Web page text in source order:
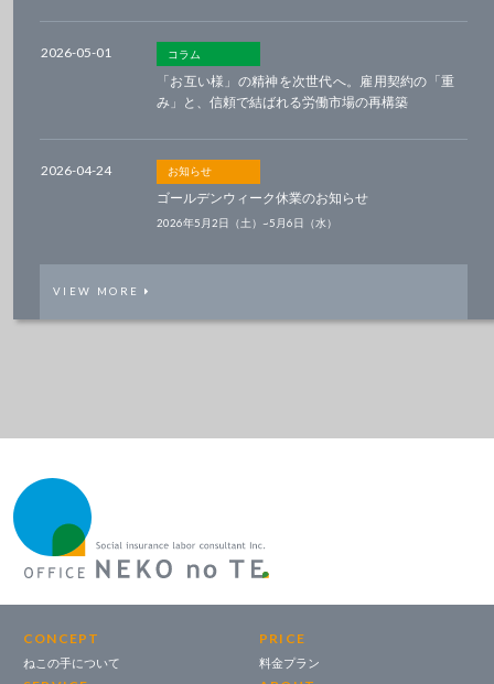
2026-05-01 コラム
「お互い様」の精神を次世代へ。雇用契約の「重
み」と、信頼で結ばれる労働市場の再構築
2026-04-24 お知らせ
ゴールデンウィーク休業のお知らせ
2026年5月2日（土）~5月6日（水）
VIEW MORE
CONCEPT PRICE
ねこの手について 料金プラン